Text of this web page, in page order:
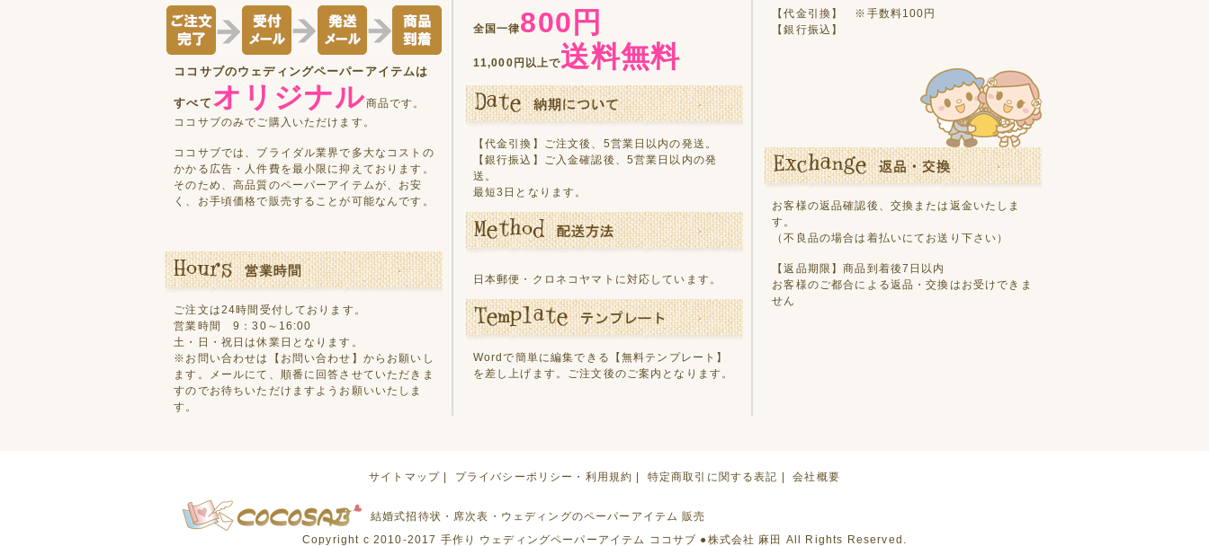
ココサブのウェディングペーパーアイテムは
すべて オリジナル商品です。
ココサブのみでご購入いただけます。
ココサブでは、ブライダル業界で多大なコストの
かかる広告・人件費を最小限に抑えております。
そのため、高品質のペーパーアイテムが、お安
く、お手頃価格で販売することが可能なんです。
ご注文は24時間受付しております。
営業時間 9：30～16:00
土・日・祝日は休業日となります。
※お問い合わせは
【お問い合わせ】 からお願いし
ます。メールにて、順番に回答させていただきま
すのでお待ちいただけますようお願いいたしま
す。
全国一律800円
11,000円以上で送料無料
【代金引換】ご注文後、5営業日以内の発送。
【銀行振込】ご入金確認後、5営業日以内の発
送。
最短3日となります。
日本郵便・クロネコヤマトに対応しています。
Wordで簡単に編集できる
【無料テンプレート】
を差し上げます。ご注文後のご案内となります。
【代金引換】 ※手数料100円
【銀行振込】
お客様の返品確認後、交換または返金いたしま
す。
（不良品の場合は着払いにてお送り下さい）
【返品期限】商品到着後7日以内
お客様のご都合による返品・交換はお受けできま
せん
サイトマップ | プライバシーポリシー・利用規約 | 特定商取引に関する表記 |会社概要
結婚式招待状・席次表・ウェディングのペーパーアイテム 販売
Copyright c 2010-2017 手作り ウェディングペーパーアイテム ココサブ ●株式会社 麻田 All Rights Reserved.